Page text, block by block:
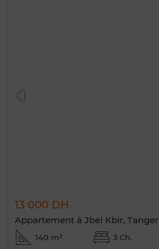
13 000 DH
Appartement à Jbel Kbir, Tanger
140 m² 3 Ch.